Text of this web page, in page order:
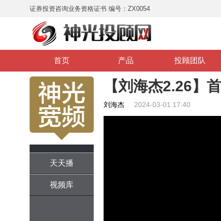
证券投资咨询业务资格证书 编号：ZX0054
首页 产品 投顾团队
天天播
视频库
【刘海杰2.26】
刘海杰 2024-03-01 17:40